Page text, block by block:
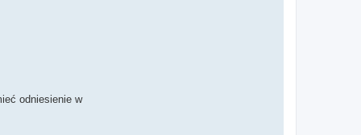
odniesienie w